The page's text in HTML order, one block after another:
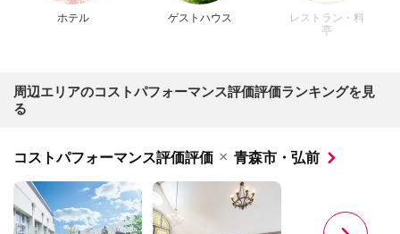
ホテル ゲストハウス
レストラン・料
亭
周辺エリアのコストパフォーマンス評価評価ランキングを見
る
コストパフォーマンス評価評価 × 青森市・弘前